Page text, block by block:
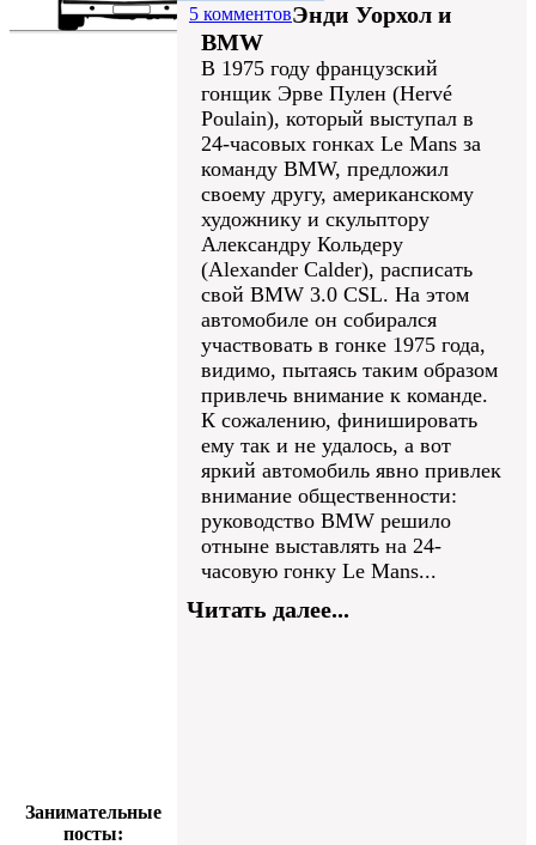
Занимательные
посты:
5 комментовЭнди Уорхол и
BMW
В 1975 году французский
гонщик Эрве Пулен (Hervé
Poulain), который выступал в
24-часовых гонках Le Mans за
команду BMW, предложил
своему другу, американскому
художнику и скульптору
Александру Кольдеру
(Alexander Calder), расписать
свой BMW 3.0 CSL. На этом
автомобиле он собирался
участвовать в гонке 1975 года,
видимо, пытаясь таким образом
привлечь внимание к команде.
К сожалению, финишировать
ему так и не удалось, а вот
яркий автомобиль явно привлек
внимание общественности:
руководство BMW решило
отныне выставлять на 24-
часовую гонку Le Mans...
Читать далее...